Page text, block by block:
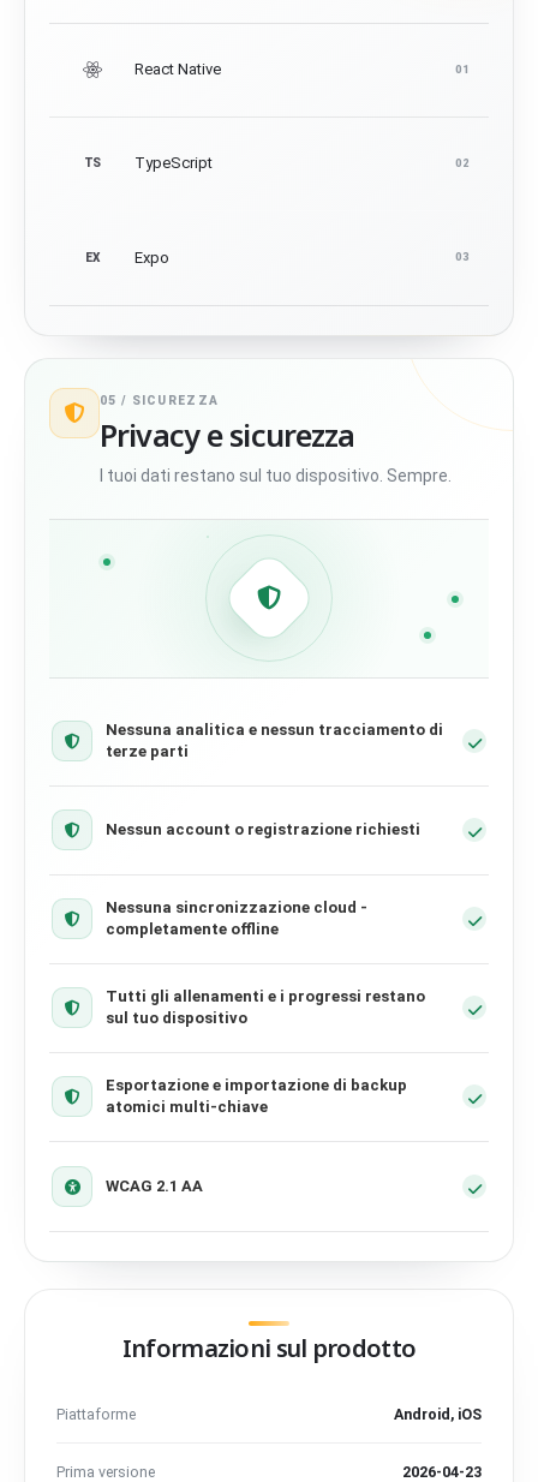
React Native 01
TS TypeScript 02
EX Expo 03
05 / SICUREZZA
Privacy e sicurezza
I tuoi dati restano sul tuo dispositivo. Sempre.
Nessuna analitica e nessun tracciamento di
terze parti
Nessun account o registrazione richiesti
Nessuna sincronizzazione cloud -
completamente offline
Tutti gli allenamenti e i progressi restano
sul tuo dispositivo
Esportazione e importazione di backup
atomici multi-chiave
WCAG 2.1 AA
Informazioni sul prodotto
Piattaforme Android, iOS
Prima versione 2026-04-23